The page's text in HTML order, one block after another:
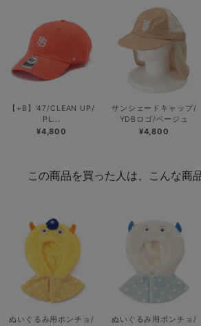
【+B】’47/CLEAN UP/
PL...
¥4,800
サンシェードキャップ/
YDBロゴ/ベージュ
¥4,800
この商品を買った人は、こんな商
ぬいぐるみ用ポンチョ/
ぬいぐるみ用ポンチョ/